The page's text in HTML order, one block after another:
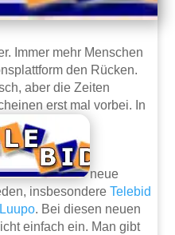
Immer mehr Menschen
den Rücken.
aber die Zeiten
erst mal vorbei. In
neue
insbesondereTelebid
Luupo. Bei diesen neuen
einfach ein. Man gibt